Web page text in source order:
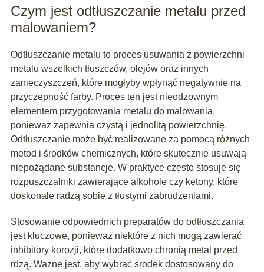
Czym jest odtłuszczanie metalu przed
malowaniem?
Odtłuszczanie metalu to proces usuwania z powierzchni
metalu wszelkich tłuszczów, olejów oraz innych
zanieczyszczeń, które mogłyby wpłynąć negatywnie na
przyczepność farby. Proces ten jest nieodzownym
elementem przygotowania metalu do malowania,
ponieważ zapewnia czystą i jednolitą powierzchnię.
Odtłuszczanie może być realizowane za pomocą różnych
metod i środków chemicznych, które skutecznie usuwają
niepożądane substancje. W praktyce często stosuje się
rozpuszczalniki zawierające alkohole czy ketony, które
doskonale radzą sobie z tłustymi zabrudzeniami.
Stosowanie odpowiednich preparatów do odtłuszczania
jest kluczowe, ponieważ niektóre z nich mogą zawierać
inhibitory korozji, które dodatkowo chronią metal przed
rdzą. Ważne jest, aby wybrać środek dostosowany do